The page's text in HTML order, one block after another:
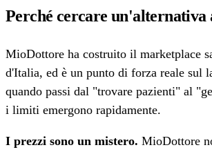
Perché cercare
MioDottore ha costruito il marketplace
d'Italia, ed è un punto di forza reale sul
quando passi dal "trovare pazienti" al
i limiti emergono rapidamente.
I prezzi sono un mistero. MioDottore